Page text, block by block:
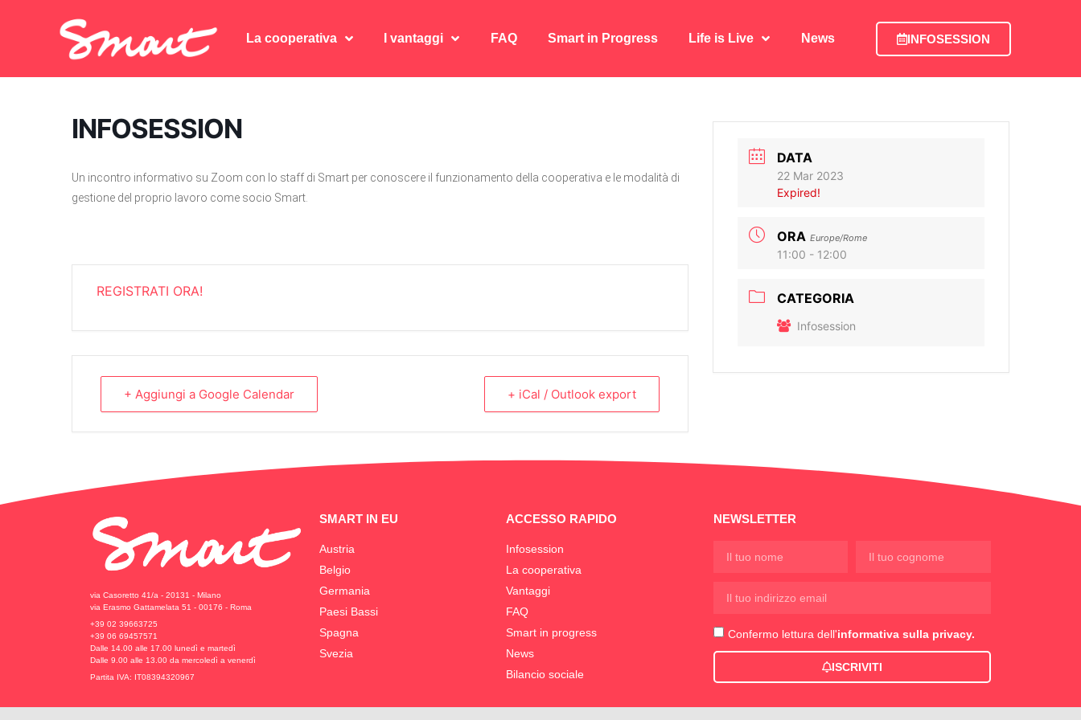
La cooperativa I vantaggi FAQ Smart in Progress Life is Live News
INFOSESSION
INFOSESSION
Un incontro informativo su Zoom con lo staff di Smart per conoscere il funzionamento della cooperativa e le modalità di
gestione del proprio lavoro come socio Smart.
REGISTRATI ORA!
+ Aggiungi a Google Calendar + iCal / Outlook export
DATA
22 Mar 2023
Expired!
ORA Europe/Rome
11:00 - 12:00
CATEGORIA
Infosession
via Casoretto 41/a - 20131 - Milano
via Erasmo Gattamelata 51 - 00176 - Roma
+39 02 39663725
+39 06 69457571
Dalle 14.00 alle 17.00 lunedì e martedì
Dalle 9.00 alle 13.00 da mercoledì a venerdì
Partita IVA: IT08394320967
SMART IN EU
Austria
Belgio
Germania
Paesi Bassi
Spagna
Svezia
ACCESSO RAPIDO
Infosession
La cooperativa
Vantaggi
FAQ
Smart in progress
News
Bilancio sociale
NEWSLETTER
Confermo lettura dell'informativa sulla privacy.
ISCRIVITI